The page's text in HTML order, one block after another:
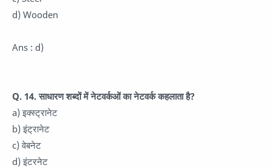
d) Wooden
Ans : d)
Q. 14. साधारण शब्दों में नेटवर्कओं का नेटवर्क कहलाता है?
a) इक्स्ट्रानेट
b) इंट्रानेट
c) वेबनेट
d) इंटरनेट